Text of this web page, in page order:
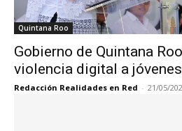
Quintana Roo
Gobierno de Quintana
violencia digital a jóvenes
Redacción Realidades en Red - 21/05/